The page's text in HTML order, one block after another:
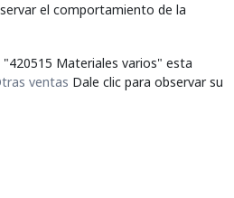
el comportamiento de la
Materiales varios" esta
ventas Dale clic para observar su